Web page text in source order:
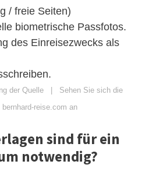
/ freie Seiten)
biometrische Passfotos.
des Einreisezwecks als
der Quelle
Sehen Sie sich die
reise.com an
sind für ein
notwendig?